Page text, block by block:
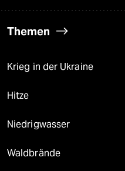
Themen
Krieg in der Ukraine
Hitze
Niedrigwasser
Waldbrände